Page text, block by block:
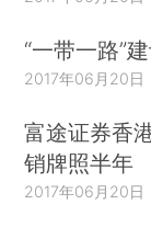
“一带一路”
2017年06月20日
富途证券香
销牌照半年
2017年06月20日